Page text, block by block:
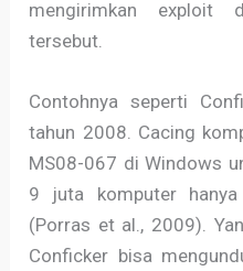
mengirimkan exploit
tersebut.
Contohnya seperti
tahun 2008. Cacing
MS08-067 di Windows
9 juta komputer
(Porras et al., 2009).
Conficker bisa